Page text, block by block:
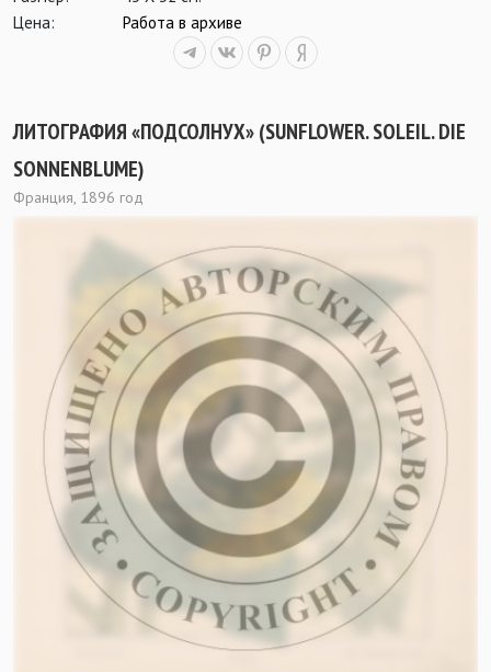
Цена:
Работа в архиве
ЛИТОГРАФИЯ «ПОДСОЛНУХ» (SUNFLOWER. SOLEIL. DIE
SONNENBLUME)
Франция, 1896 год